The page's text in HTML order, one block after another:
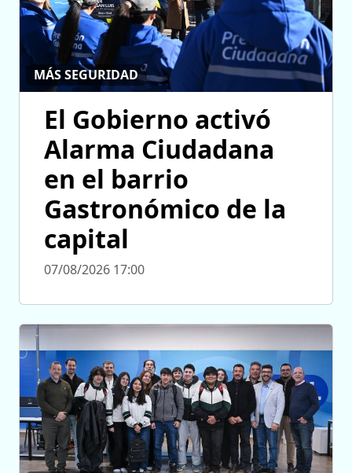
MÁS SEGURIDAD
El Gobierno activó
Alarma Ciudadana
en el barrio
Gastronómico de la
capital
07/08/2026 17:00